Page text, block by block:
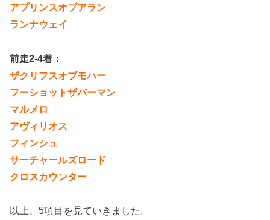
アプリンスオブアラン
ランナウェイ
前走2-4着：
ザクリフスオブモハー
フーショットザバーマン
マルメロ
アヴィリオス
フィンシュ
サーチャールズロード
クロスカウンター
以上、5項目を見ていきました。